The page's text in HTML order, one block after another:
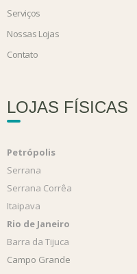
Serviços
Nossas Lojas
Contato
LOJAS FÍSICAS
Petrópolis
Serrana
Serrana Corrêa
Itaipava
Rio de Janeiro
Barra da Tijuca
Campo Grande